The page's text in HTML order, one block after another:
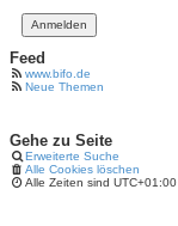
Feed
www.bifo.de
Neue Themen
Gehe zu Seite
Erweiterte Suche
Alle Cookies löschen
Alle Zeiten sind UTC+01:00